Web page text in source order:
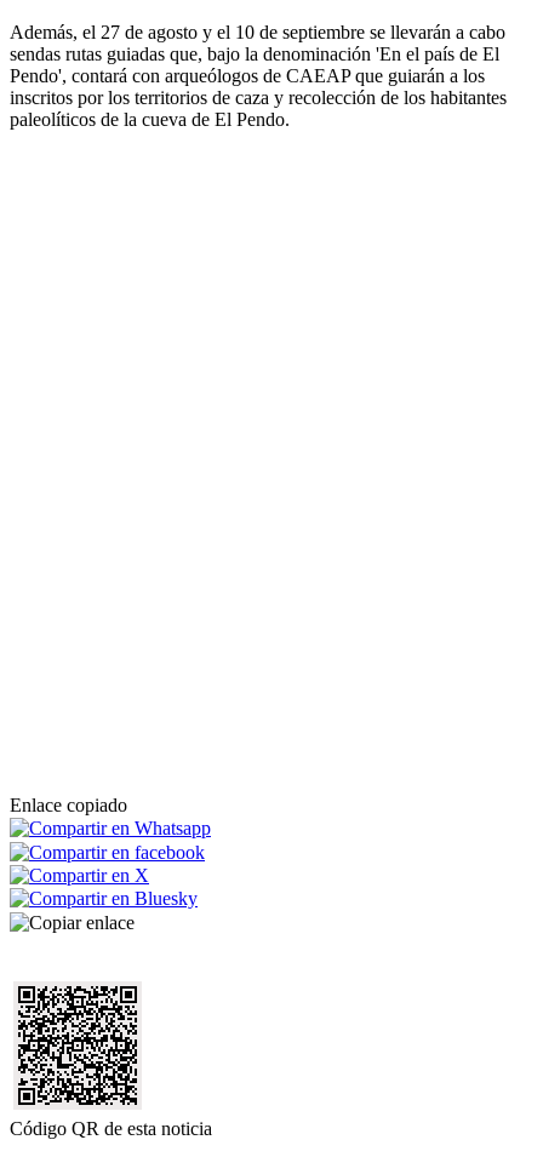
Además, el 27 de agosto y el 10 de septiembre se llevarán a cabo
sendas rutas guiadas que, bajo la denominación 'En el país de El
Pendo', contará con arqueólogos de CAEAP que guiarán a los
inscritos por los territorios de caza y recolección de los habitantes
paleolíticos de la cueva de El Pendo.
Enlace copiado
Código QR de esta noticia